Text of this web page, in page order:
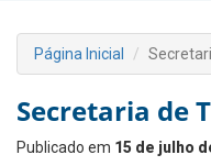
Página Inicial
Secretaria de
Publicado em 15 de julho